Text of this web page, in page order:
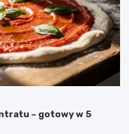
– gotowy w 5